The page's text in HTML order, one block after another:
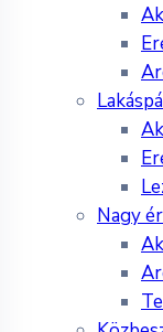
Nagy